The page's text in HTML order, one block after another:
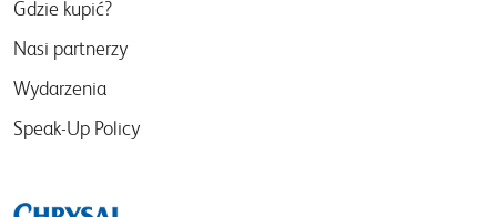
Gdzie kupić?
Nasi partnerzy
Wydarzenia
Speak-Up Policy